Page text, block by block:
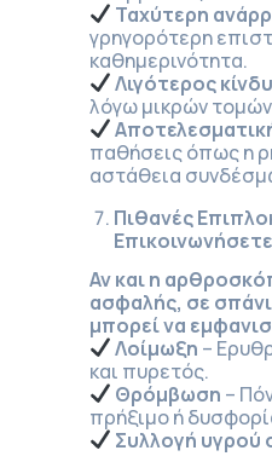
Ταχύτερη
γρηγορότερη
καθημερινότητα.
Λιγότερος
λόγω μικρών
παθήσεις όπως η
αστάθεια
Πιθανές
Αν και η
ασφαλής, σε
μπορεί να
Λοίμωξη –
και πυρετός.
Θρόμβωση –
πρήξιμο ή
Συλλογή υγρού